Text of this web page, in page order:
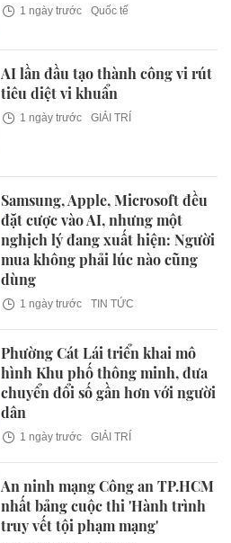
1 ngày trước Quốc tế
AI lần đầu tạo thành công vi rút
tiêu diệt vi khuẩn
1 ngày trước GIẢI TRÍ
Samsung, Apple, Microsoft đều
đặt cược vào AI, nhưng một
nghịch lý đang xuất hiện: Người
mua không phải lúc nào cũng
dùng
1 ngày trước TIN TỨC
Phường Cát Lái triển khai mô
hình Khu phố thông minh, đưa
chuyển đổi số gần hơn với người
dân
1 ngày trước GIẢI TRÍ
An ninh mạng Công an TP.HCM
nhất bảng cuộc thi 'Hành trình
truy vết tội phạm mạng'